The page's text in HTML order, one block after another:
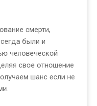
смерти,
были и
человеческой
свое отношение
шанс если не